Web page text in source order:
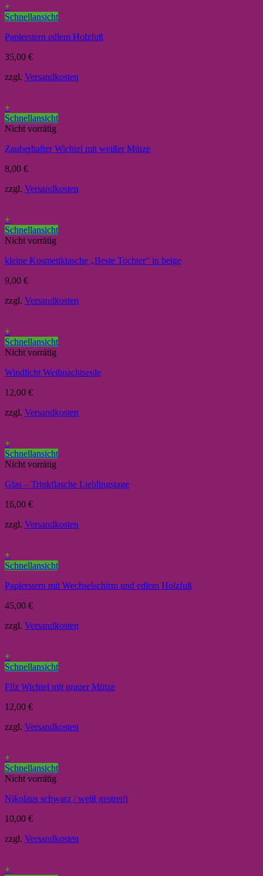
+
Schnellansicht
Papierstern edlem Holzfuß
35,00 €
zzgl. Versandkosten
+
Schnellansicht
Nicht vorrätig
Zauberhafter Wichtel mit weißer Mütze
8,00 €
zzgl. Versandkosten
+
Schnellansicht
Nicht vorrätig
kleine Kosmetiktasche „Beste Tochter“ in beige
9,00 €
zzgl. Versandkosten
+
Schnellansicht
Nicht vorrätig
Windlicht Weihnachtseule
12,00 €
zzgl. Versandkosten
+
Schnellansicht
Nicht vorrätig
Glas – Trinkflasche Lieblingstage
16,00 €
zzgl. Versandkosten
+
Schnellansicht
Papierstern mit Wechselschirm und edlem Holzfuß
45,00 €
zzgl. Versandkosten
+
Schnellansicht
Filz Wichtel mit grauer Mütze
12,00 €
zzgl. Versandkosten
+
Schnellansicht
Nicht vorrätig
Nikolaus schwarz / weiß gestreift
10,00 €
zzgl. Versandkosten
+